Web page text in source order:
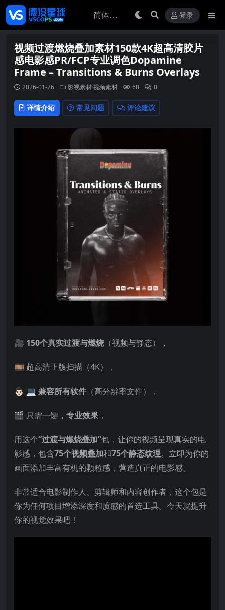
登录
视频过渡燃烧叠加素材150款4K超高清胶片
感电影感PR/FCP专业调色Dopamine
Frame – Transitions & Burns Overlays
2026-01-26 影视素材视频素材 60 0
详情介绍 常见问题 评论建议
🎥 150个真实过渡与燃烧 （视频与静态），
🎞️ 超高清正版扫描（4K），
👨🏻 💻 兼容所有软件 （高分辨率文件），
🎬 只需一键 ，专业效果 ，
用这个“过渡与燃烧叠加”包，让你的视频呈现真实的电
影感，包含75个视频叠加和75个静态纹理。立即为你的
画面添加丰富有机的颗粒感，营造真正的电影感。
非常适合电影制作人、剪辑师和内容创作者，这个包是
你为任何项目增添深度和质感的首选工具。今天就提升
你的视觉效果吧！